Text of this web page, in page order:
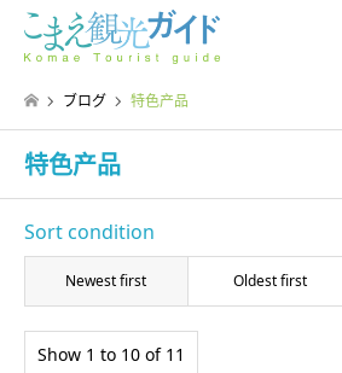
ブログ 特色产品
特色产品
Sort condition
Newest first Oldest first
Show 1 to 10 of 11